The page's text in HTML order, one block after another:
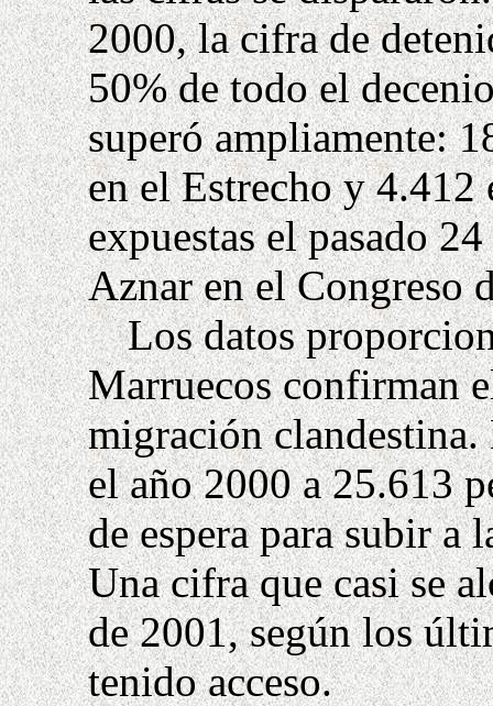
2000, la cifra de
50% de todo el
superó ampliamente:
en el Estrecho y 4.412
expuestas el pasado
Aznar en el Congreso
Los datos
Marruecos confirman
migración
el año 2000 a 25.613
de espera para subir a
Una cifra que casi se
de 2001, según los
tenido acceso.